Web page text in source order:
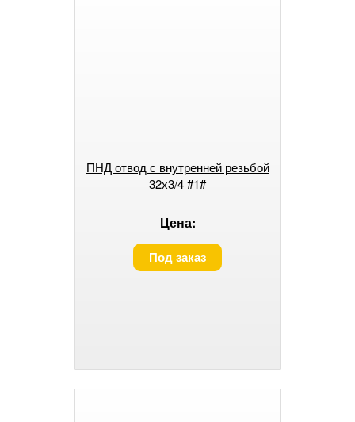
ПНД отвод с внутренней резьбой
32х3/4 #1#
Цена:
Под заказ